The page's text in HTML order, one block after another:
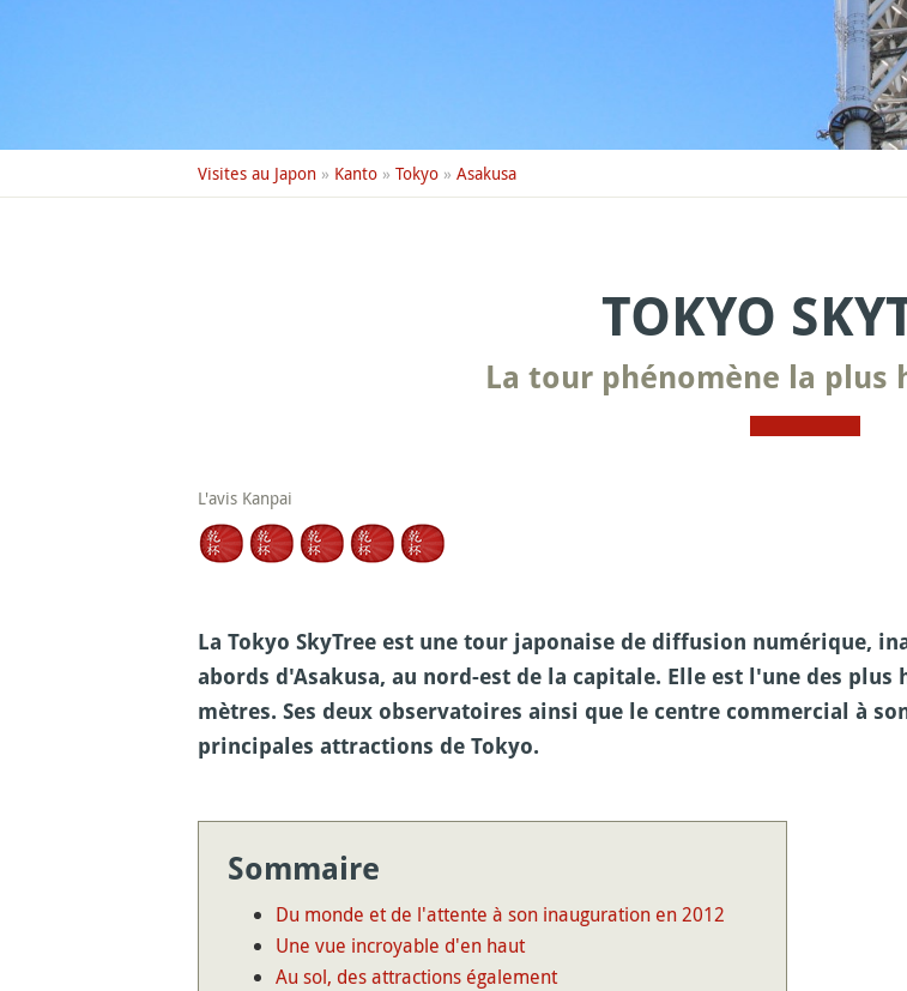
Visites au Japon» Kanto» Tokyo» Asakusa
TOKYO
La tour phénomène la plus
L'avis Kanpai
La Tokyo SkyTree est une tour japonaise de diffusion numérique,
abords d'Asakusa, au nord-est de la capitale. Elle est l'une des
mètres. Ses deux observatoires ainsi que le centre commercial à
principales attractions de Tokyo.
Sommaire
Du monde et de l'attente à son inauguration en 2012
Une vue incroyable d'en haut
Au sol, des attractions également